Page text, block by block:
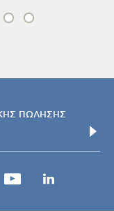
ΠΩΛΗΣΗΣ